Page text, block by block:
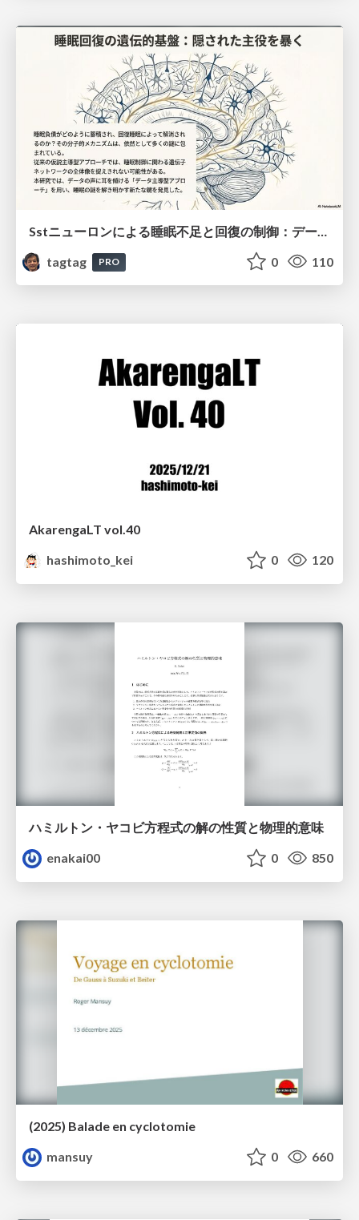
tagtag
PRO 0 110
AkarengaLT vol.40
hashimoto_kei
0 120
ハミルトン・ヤコビ方程式の解の性質と物理的意味
enakai00
0 850
(2025) Balade en cyclotomie
mansuy
0 660